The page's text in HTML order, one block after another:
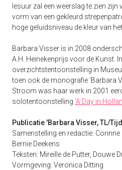
lesuur zal een weerslag te zien zijn
vorm van een gekleurd
hoge geluidsniveau de kleur van
Barbara Visser is in 2008
A.H. Heinekenprijs voor de Kunst.
overzichtstentoonstelling in
toen ook de monografie 'Barbara
Stroom was haar werk in 2001
solotentoonstelling 'A Day in
Publicatie 'Barbara Visser, TL/
Samenstelling en redactie:
Bernie Deekens
Teksten: Mireille de Putter, Douwe
Vormgeving: Veronica Ditting